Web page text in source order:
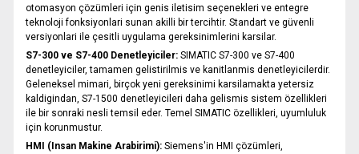
otomasyon çözümleri için genis iletisim seçenekleri ve entegre
teknoloji fonksiyonlari sunan akilli bir tercihtir. Standart ve güvenli
versiyonlari ile çesitli uygulama gereksinimlerini karsilar.
S7-300 ve S7-400 Denetleyiciler:SIMATIC S7-300 ve S7-400
denetleyiciler, tamamen gelistirilmis ve kanitlanmis denetleyicilerdir.
Geleneksel mimari, birçok yeni gereksinimi karsilamakta yetersiz
kaldigindan, S7-1500 denetleyicileri daha gelismis sistem özellikleri
ile bir sonraki nesli temsil eder. Temel SIMATIC özellikleri, uyumluluk
için korunmustur.
HMI (Insan Makine Arabirimi):Siemens'in HMI çözümleri,